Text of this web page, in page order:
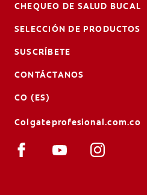
CHEQUEO DE SALUD BUCAL
SELECCIÓN DE PRODUCTOS
SUSCRÍBETE
CONTÁCTANOS
CO (ES)
Colgateprofesional.com.co